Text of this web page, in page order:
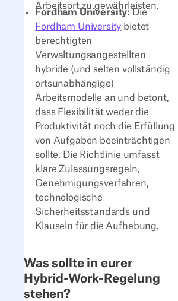
Arbeitsort zu gewährleisten.
Fordham University: Die
Fordham University bietet
berechtigten
Verwaltungsangestellten
hybride (und selten vollständig
ortsunabhängige)
Arbeitsmodelle an und betont,
dass Flexibilität weder die
Produktivität noch die Erfüllung
von Aufgaben beeinträchtigen
sollte. Die Richtlinie umfasst
klare Zulassungsregeln,
Genehmigungsverfahren,
technologische
Sicherheitsstandards und
Klauseln für die Aufhebung.
Was sollte in eurer
Hybrid-Work-Regelung
stehen?